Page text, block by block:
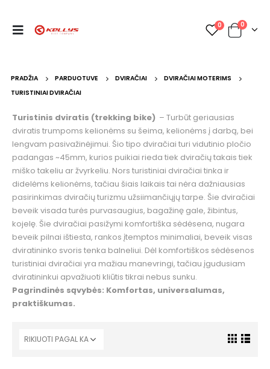
0 0
PRADŽIA PARDUOTUVE DVIRAČIAI
DVIRAČIAI MOTERIMS
TURISTINIAI DVIRAČIAI
Turistinis dviratis (trekking bike) – Turbūt geriausias
dviratis trumpoms kelionėms su šeima, kelionėms į darbą, bei
lengvam pasivažinėjimui. Šio tipo dviračiai turi vidutinio pločio
padangas ~45mm, kurios puikiai rieda tiek dviračių takais tiek
miško takeliu ar žvyrkeliu. Nors turistiniai dviračiai tinka ir
didelėms kelionėms, tačiau šiais laikais tai nėra dažniausias
pasirinkimas dviračių turizmu užsiimančiųjų tarpe. Šie dviračiai
beveik visada turės purvasaugius, bagažinę gale, žibintus,
kojelę. Šie dviračiai pasižymi komfortiška sėdėsena, nugara
beveik pilnai ištiesta, rankos įtemptos minimaliai, beveik visas
dviratininko svoris tenka balneliui. Dėl komfortiškos sėdėsenos
turistiniai dviračiai yra mažiau manevringi, tačiau įgudusiam
dviratininkui apvažiuoti kliūtis tikrai nebus sunku.
Pagrindinės sąvybės: Komfortas, universalumas,
praktiškumas.